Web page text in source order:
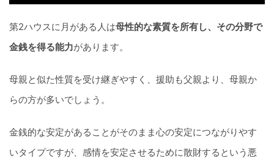
第2ハウスに月がある人は母性的な素質を所有し、その分野で
金銭を得る能力があります。
母親と似た性質を受け継ぎやすく、援助も父親より、母親か
らの方が多いでしょう。
金銭的な安定があることがそのまま心の安定につながりやす
いタイプですが、感情を安定させるために散財するという悪